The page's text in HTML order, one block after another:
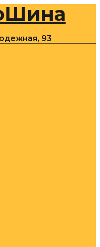
93